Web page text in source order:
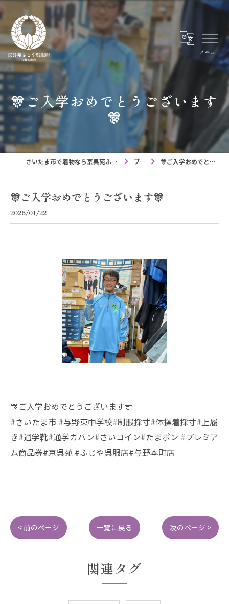
メニュー
🎊ご入学おめでとうございます
🎊
さいたま市で着物なら京呉苑ふじや呉服店与野本町店 ブログ 🎊ご入学おめでとうございます🎊
🎊ご入学おめでとうございます🎊
2026/01/22
🎊ご入学おめでとうございます🎊
#さいたま市 #与野東中学校#制服採寸#体操着採寸#上履
き#通学靴#通学カバン#さいコイン#たまポン #プレミア
ム商品券#京呉苑 #ふじや呉服店#与野本町店
< 前のページ 一覧に戻る 次のページ >
関連タグ